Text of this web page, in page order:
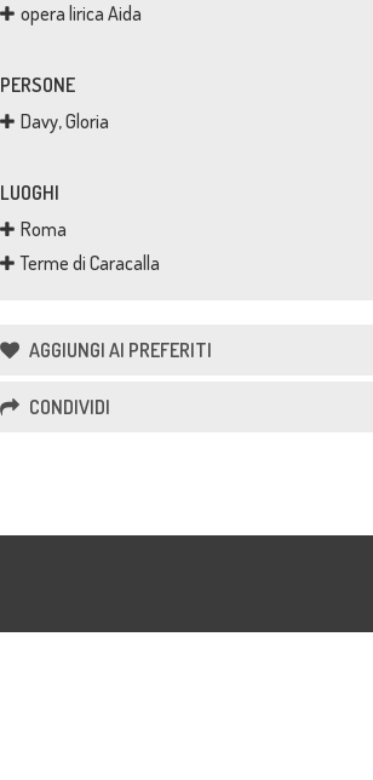
opera lirica Aida
PERSONE
Davy, Gloria
LUOGHI
Roma
Terme di Caracalla
AGGIUNGI AI PREFERITI
CONDIVIDI